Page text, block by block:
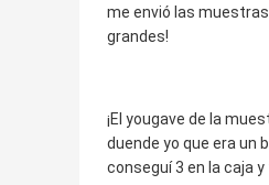
me envió las muestras
grandes!
¡El yougave de la
duende yo que era un
conseguí 3 en la caja